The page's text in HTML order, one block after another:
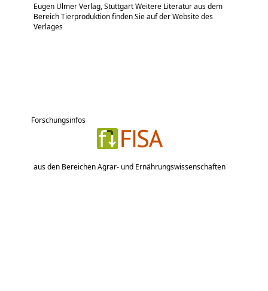
Eugen Ulmer Verlag, Stuttgart Weitere Literatur aus dem
Bereich Tierproduktion finden Sie auf der Website des
Verlages
Forschungsinfos
aus den Bereichen Agrar- und Ernährungswissenschaften